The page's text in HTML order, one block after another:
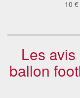
10 €
Les
ballon